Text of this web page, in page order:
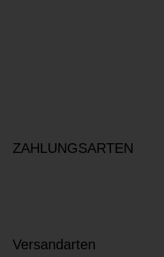
ZAHLUNGSARTEN
Versandarten